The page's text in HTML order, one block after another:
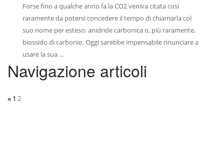
Forse fino a qualche anno fa la CO2 veniva citata così
raramente da potersi concedere il tempo di chiamarla col
suo nome per esteso: anidride carbonica o, più raramente,
biossido di carbonio. Oggi sarebbe impensabile rinunciare a
usare la sua …
Navigazione articoli
« 1 2